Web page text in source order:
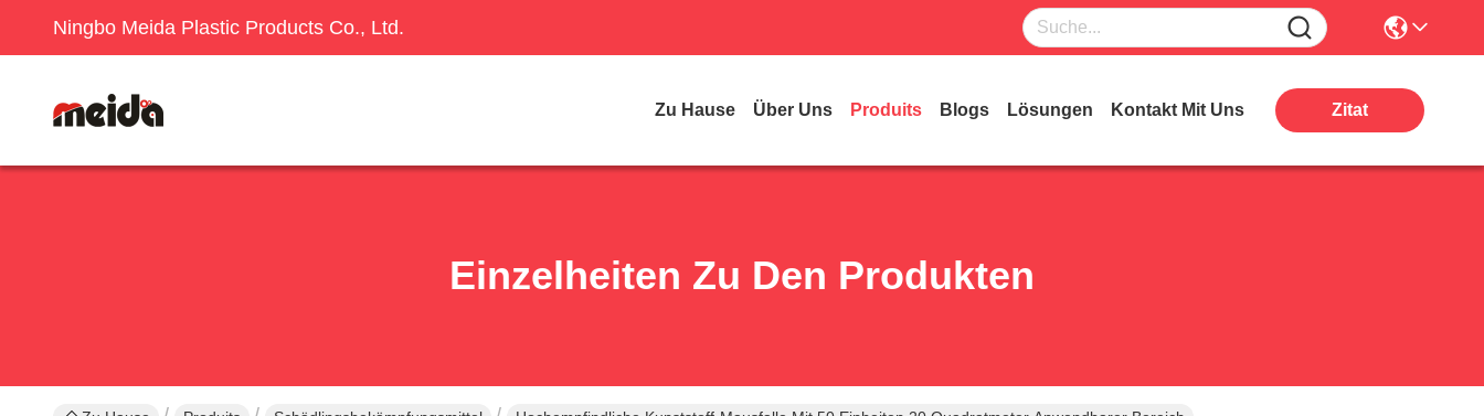
Ningbo Meida Plastic Products Co., Ltd.
Zu Hause Über Uns Produits Blogs Lösungen Kontakt Mit Uns Zitat
Einzelheiten Zu Den Produkten